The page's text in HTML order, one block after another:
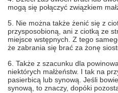
mogą się połączyć związkiem
5. Nie można także żenić się z
przysposobioną, ani z ciotką ze
miejsce wstępnych. Z tego
że zabrania się brać za żonę
6. Także z szacunku dla
niektórych małżeństw. I tak na
pasierbicą lub synową. Jeśli
synową, to znaczy, dopóki